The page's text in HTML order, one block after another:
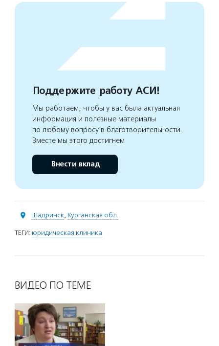
Поддержите работу АСИ!
Мы работаем, чтобы у вас была актуальная
информация и полезные материалы
по любому вопросу в благотворительности.
Вместе мы этого достигнем
Внести вклад
Шадринск, Курганская обл.
ТЕГИ: юридическая клиника
ВИДЕО ПО ТЕМЕ